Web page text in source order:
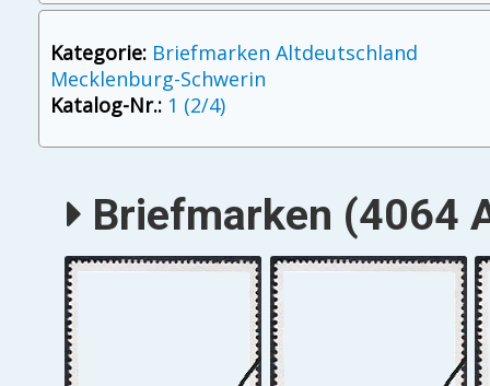
Kategorie: Briefmarken Altdeutschland
Mecklenburg-Schwerin
Katalog-Nr.: 1 (2/4)
Briefmarken (4064